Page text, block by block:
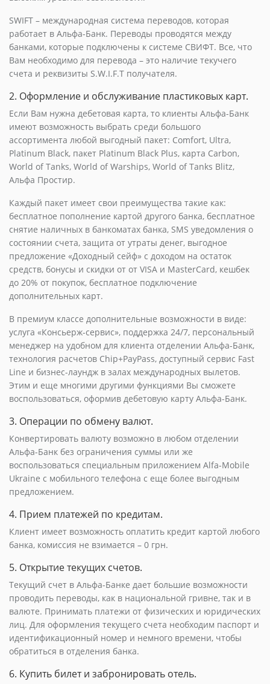
SWIFT – международная система переводов, которая
работает в Альфа-Банк. Переводы проводятся между
банками, которые подключены к системе СВИФТ. Все, что
Вам необходимо для перевода – это наличие текучего
счета и реквизиты S.W.I.F.T получателя.
2. Оформление и обслуживание пластиковых карт.
Если Вам нужна дебетовая карта, то клиенты Альфа-Банк
имеют возможность выбрать среди большого
ассортимента любой выгодный пакет: Comfort, Ultra,
Platinum Black, пакет Platinum Black Plus, карта Carbon,
World of Tanks, World of Warships, World of Tanks Blitz,
Альфа Простир.
Каждый пакет имеет свои преимущества такие как:
бесплатное пополнение картой другого банка, бесплатное
снятие наличных в банкоматах банка, SMS уведомления о
состоянии счета, защита от утраты денег, выгодное
предложение «Доходный сейф» с доходом на остаток
средств, бонусы и скидки от от VISA и MasterCard, кешбек
до 20% от покупок, бесплатное подключение
дополнительных карт.
В премиум классе дополнительные возможности в виде:
услуга «Консьерж-сервис», поддержка 24/7, персональный
менеджер на удобном для клиента отделении Альфа-Банк,
технология расчетов Chip+PayPass, доступный сервис Fast
Line и бизнес-лаундж в залах международных вылетов.
Этим и еще многими другими функциями Вы сможете
воспользоваться, оформив дебетовую карту Альфа-Банк.
3. Операции по обмену валют.
Конвертировать валюту возможно в любом отделении
Альфа-Банк без ограничения суммы или же
воспользоваться специальным приложением Alfa-Mobile
Ukraine с мобильного телефона с еще более выгодным
предложением.
4. Прием платежей по кредитам.
Клиент имеет возможность оплатить кредит картой любого
банка, комиссия не взимается – 0 грн.
5. Открытие текущих счетов.
Текущий счет в Альфа-Банке дает большие возможности
проводить переводы, как в национальной гривне, так и в
валюте. Принимать платежи от физических и юридических
лиц. Для оформления текущего счета необходим паспорт и
идентификационный номер и немного времени, чтобы
обратиться в отделения банка.
6. Купить билет и забронировать отель.